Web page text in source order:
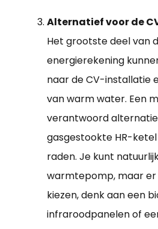
Alternatief voor de
Het grootste deel van
energierekening
naar de CV-installatie
van warm water. Een
verantwoord
gasgestookte HR-
raden. Je kunt
warmtepomp, maar
kiezen, denk aan een
infraroodpanelen of